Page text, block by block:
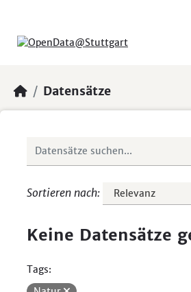
Datensätze
Sortieren nach
Keine Datensätze
Tags: